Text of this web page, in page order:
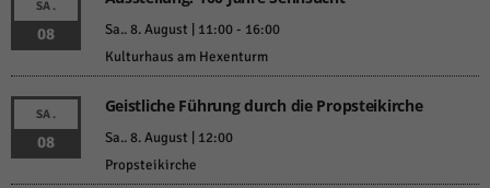
SA.
08 Sa.. 8. August | 11:00- 16:00
Kulturhaus am Hexenturm
SA.
08
Geistliche Führung durch die Propsteikirche
Sa.. 8. August | 12:00
Propsteikirche